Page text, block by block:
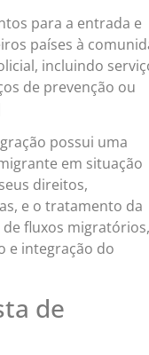
para a entrada e
países à
incluindo
de prevenção ou
possui uma
em situação
direitos,
e o tratamento da
fluxos migratórios,
e integração do
de